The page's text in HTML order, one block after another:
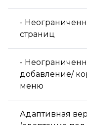
-
страниц
-
добавление/
меню
Адаптивная